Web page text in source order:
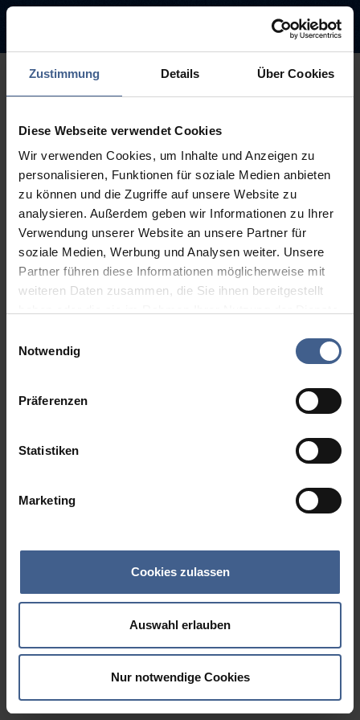
Zustimmung Details Über Cookies
Diese Webseite verwendet Cookies
Wir verwenden Cookies, um Inhalte und Anzeigen zu
personalisieren, Funktionen für soziale Medien anbieten
zu können und die Zugriffe auf unsere Website zu
analysieren. Außerdem geben wir Informationen zu Ihrer
Verwendung unserer Website an unsere Partner für
soziale Medien, Werbung und Analysen weiter. Unsere
Partner führen diese Informationen möglicherweise mit
weiteren Daten zusammen, die Sie ihnen bereitgestellt
Weitere Informationen finden Sie in unseren
Notwendig
Präferenzen
Statistiken
Marketing
Cookies zulassen
Auswahl erlauben
Nur notwendige Cookies
Sorry, this page is not
available.
The link you followed may be broken or the page may have been
removed.
Back to homepage Go to search (Link offen)